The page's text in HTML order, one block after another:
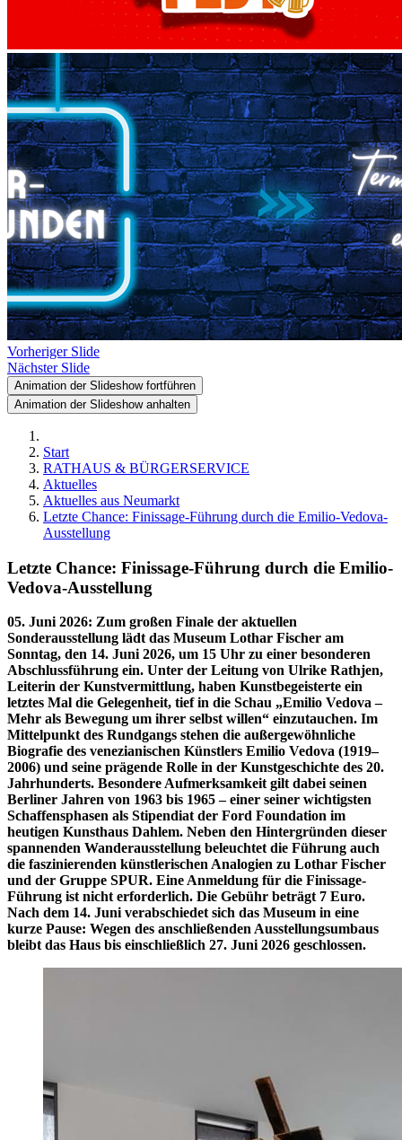
Vorheriger Slide
Nächster Slide
Animation der Slideshow fortführen
Animation der Slideshow anhalten
Start
RATHAUS & BÜRGERSERVICE
Aktuelles
Aktuelles aus Neumarkt
Letzte Chance: Finissage-Führung durch die Emilio-Vedova-
Ausstellung
Letzte Chance: Finissage-Führung durch die Emilio-
Vedova-Ausstellung
05. Juni 2026: Zum großen Finale der aktuellen
Sonderausstellung lädt das Museum Lothar Fischer am
Sonntag, den 14. Juni 2026, um 15 Uhr zu einer besonderen
Abschlussführung ein. Unter der Leitung von Ulrike Rathjen,
Leiterin der Kunstvermittlung, haben Kunstbegeisterte ein
letztes Mal die Gelegenheit, tief in die Schau „Emilio Vedova –
Mehr als Bewegung um ihrer selbst willen“ einzutauchen. Im
Mittelpunkt des Rundgangs stehen die außergewöhnliche
Biografie des venezianischen Künstlers Emilio Vedova (1919–
2006) und seine prägende Rolle in der Kunstgeschichte des 20.
Jahrhunderts. Besondere Aufmerksamkeit gilt dabei seinen
Berliner Jahren von 1963 bis 1965 – einer seiner wichtigsten
Schaffensphasen als Stipendiat der Ford Foundation im
heutigen Kunsthaus Dahlem. Neben den Hintergründen dieser
spannenden Wanderausstellung beleuchtet die Führung auch
die faszinierenden künstlerischen Analogien zu Lothar Fischer
und der Gruppe SPUR. Eine Anmeldung für die Finissage-
Führung ist nicht erforderlich. Die Gebühr beträgt 7 Euro.
Nach dem 14. Juni verabschiedet sich das Museum in eine
kurze Pause: Wegen des anschließenden Ausstellungsumbaus
bleibt das Haus bis einschließlich 27. Juni 2026 geschlossen.